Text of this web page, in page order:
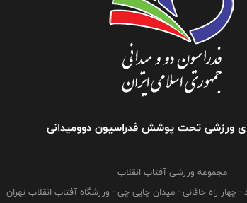
ورزشی تحت پوشش فدراسیون دوومیدانی
مجموعه ورزشی آفتاب انقلاب
- چهار راه خاقانی - میدان چایی چی - ورزشگاه آفتاب انقلاب تهران